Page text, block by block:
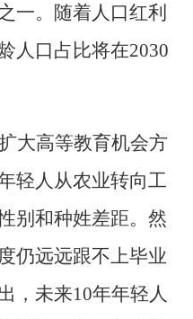
一。随着人口红利
人口占比将在2030
大高等教育机会方
轻人从农业转向工
别和种姓差距。然
仍远远跟不上毕业
，未来10年年轻人